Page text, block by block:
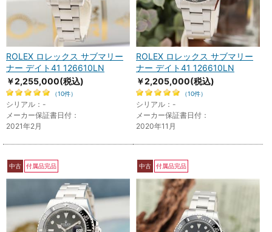
ROLEX ロレックス サブマリー
ナー デイト41 126610LN
￥2,255,000(税込)
（10件）
シリアル：-
メーカー保証書日付：
2021年2月
ROLEX ロレックス サブマリー
ナー デイト41 126610LN
￥2,205,000(税込)
（10件）
シリアル：-
メーカー保証書日付：
2020年11月
中古 付属品完品 中古 付属品完品